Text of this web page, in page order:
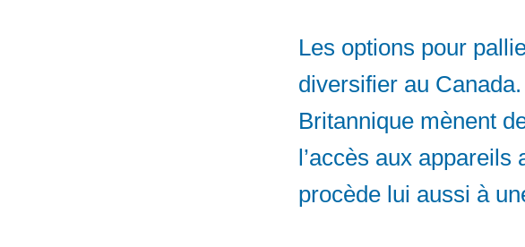
Les options pour
diversifier au
Britannique mènent
l’accès aux
procède lui aussi à